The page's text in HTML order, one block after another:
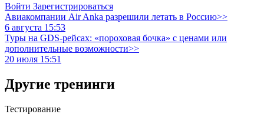
Войти Зарегистрироваться
Авиакомпании Air Anka разрешили летать в Россию>>
6 августа 15:53
Туры на GDS-рейсах: «пороховая бочка» с ценами или
дополнительные возможности>>
20 июля 15:51
Другие тренинги
Тестирование